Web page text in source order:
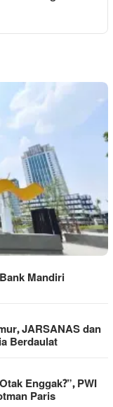
Mandiri
JARSANAS dan
Berdaulat
Enggak?”, PWI
Paris